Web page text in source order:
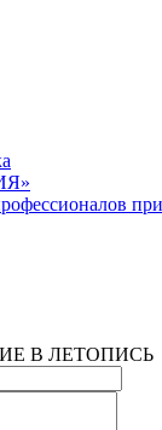
В ЛЕТОПИСЬ